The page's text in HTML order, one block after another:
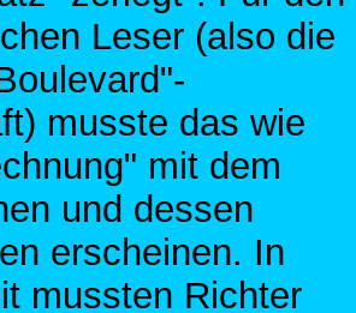
Leser (also die
musste das wie
mit dem
und dessen
erscheinen. In
mussten Richter